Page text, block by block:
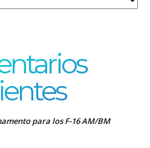
para los F-16 AM/BM